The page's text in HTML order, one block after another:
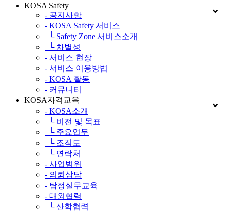
KOSA Safety
- 공지사항
- KOSA Safety 서비스
└ Safety Zone 서비스소개
└ 차별성
- 서비스 현장
- 서비스 이용방법
- KOSA 활동
- 커뮤니티
KOSA자격교육
- KOSA소개
└ 비전 및 목표
└ 주요업무
└ 조직도
└ 연락처
- 사업범위
- 의뢰상담
- 탐정실무교육
- 대외협력
└ 산학협력